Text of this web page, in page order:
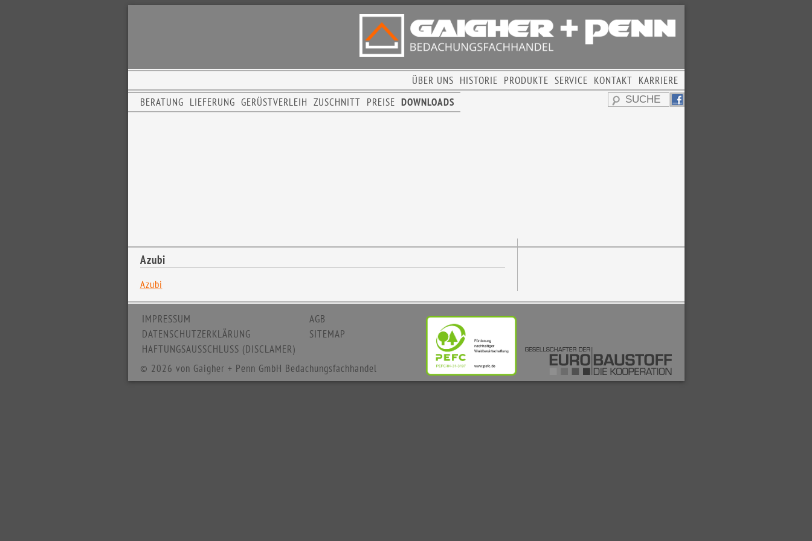
KARRIERE
KONTAKT
SERVICE
PRODUKTE
HISTORIE
ÜBER UNS
DOWNLOADS
PREISE
ZUSCHNITT
GERÜSTVERLEIH
LIEFERUNG
BERATUNG
Azubi
Azubi
IMPRESSUM
DATENSCHUTZERKLÄRUNG
HAFTUNGSAUSSCHLUSS (DISCLAMER)
AGB
SITEMAP
© 2026 von Gaigher + Penn GmbH Bedachungsfachhandel